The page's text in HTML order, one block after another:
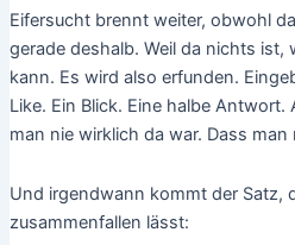
Eifersucht brennt weiter, obwohl
gerade deshalb. Weil da nichts ist,
kann. Es wird also erfunden.
Like. Ein Blick. Eine halbe
man nie wirklich da war. Dass man
Und irgendwann kommt der Satz,
zusammenfallen lässt: